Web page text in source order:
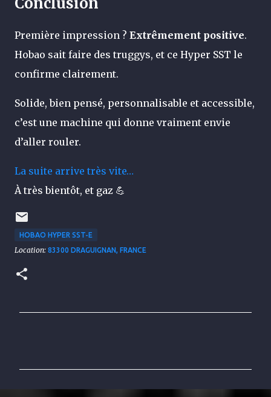
Première impression ? Extrêmement positive.
Hobao sait faire des truggys, et ce Hyper SST le
confirme clairement.
Solide, bien pensé, personnalisable et accessible,
c’est une machine qui donne vraiment envie
d’aller rouler.
La suite arrive très vite…
À très bientôt, et gaz 💪
HOBAO HYPER SST-E
Location: 83300 DRAGUIGNAN, FRANCE